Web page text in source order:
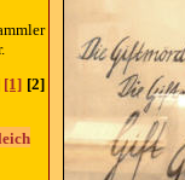
[1] [2]